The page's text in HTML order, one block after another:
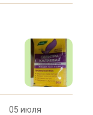
05 июля